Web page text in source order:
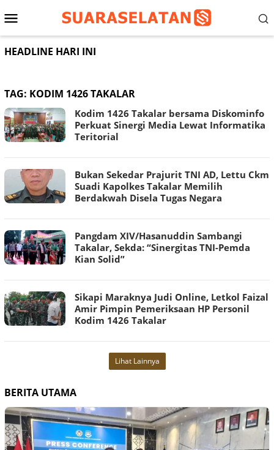
ke
Menu
Mobile
HEADLINE HARI INI
TAG: KODIM 1426 TAKALAR
Kodim 1426 Takalar bersama Diskominfo
Perkuat Sinergi Media Lewat Informatika
Teritorial
Bukan Sekedar Prajurit TNI AD, Lettu Ckm
Suadi Kapolkes Takalar Memilih
Berdakwah Disela Tugas Negara
Pangdam XIV/Hasanuddin Sambangi
Takalar, Sekda: “Sinergitas TNI-Pemda
Kian Solid”
Sikapi Maraknya Judi Online, Letkol Faizal
Amir Pimpin Pemeriksaan HP Personil
Kodim 1426 Takalar
Lihat Lainnya
BERITA UTAMA